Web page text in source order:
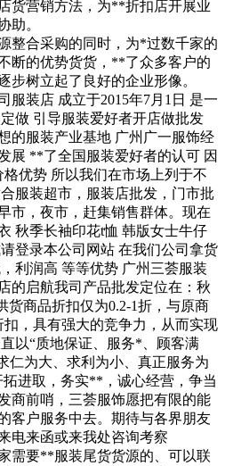
货营销方法，为**折扣店开展业
助。
整合采购的同时，为*过数千家的
断的优势货货，**了众多客户的
步树立起了良好的企业形像。
服装店 成立于2015年7月1日 是一
做 引导服装爱好者开店做批发
的服装产业基地 广州广一服饰经
展 **了全国服装爱好者的认可 因
优势 所以我们在市场上列于不
服装超市，服装店批发，门市批
市，夜市，赶集销售群体。现在
秋季长袖印花t恤 韩版女士牛仔
登录本公司网站 在我们公司拿货
利润高 等等优势 广州三荟服装
的启航我司产品批发定位在：秋
货商品折扣仅为0.2-1折，与原商
，具有强大的竞争力，从而实现
以“质地保证、服务*、顾客满
仁为大、求利为小、真正服务为
进取，务实**，诚心经营，争当
商前哨，三荟服饰愿把有限的能
客户服务中去。期待与各界朋友
电来函或来我处咨询考察
需要**服装尾货货源的、可以联